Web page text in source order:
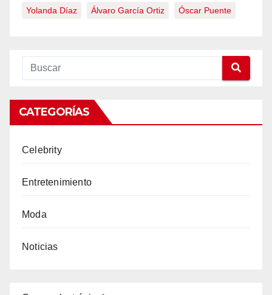
Yolanda Díaz Álvaro García Ortiz Óscar Puente
CATEGORÍAS
Celebrity
Entretenimiento
Moda
Noticias